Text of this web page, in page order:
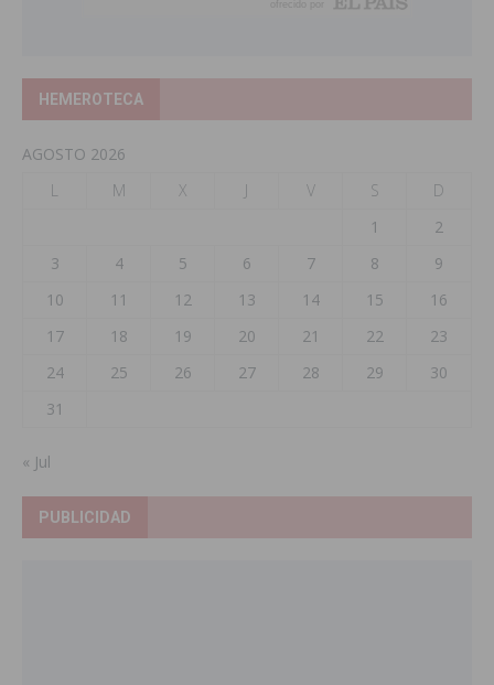
HEMEROTECA
AGOSTO 2026
L
M X J V S
D
1
2
3
4 5 6 7 8
9
10
11 12 13 14 15
16
17
18 19 20 21 22
23
24
25 26 27 28 29
30
31
« Jul
PUBLICIDAD